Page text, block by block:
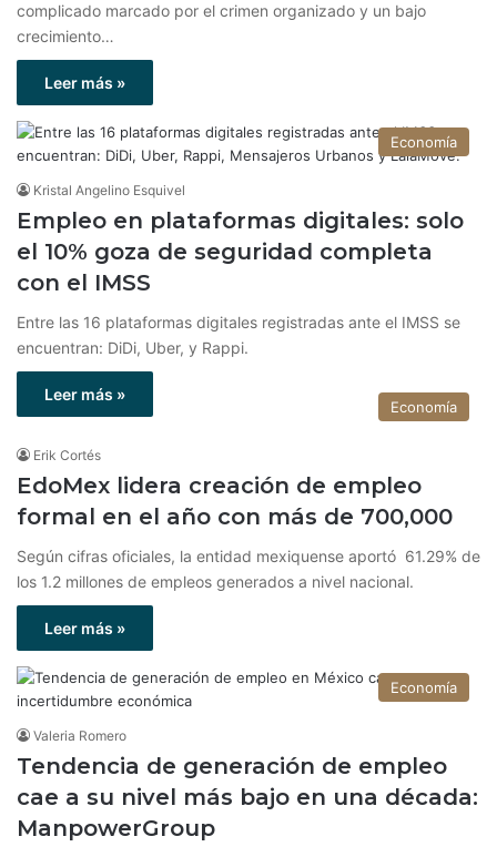
complicado marcado por el crimen organizado y un bajo
crecimiento…
Leer más »
Economía
Kristal Angelino Esquivel
Empleo en plataformas digitales: solo
el 10% goza de seguridad completa
con el IMSS
Entre las 16 plataformas digitales registradas ante el IMSS se
encuentran: DiDi, Uber, y Rappi.
Leer más »
Economía
Erik Cortés
EdoMex lidera creación de empleo
formal en el año con más de 700,000
Según cifras oficiales, la entidad mexiquense aportó 61.29% de
los 1.2 millones de empleos generados a nivel nacional.
Leer más »
Economía
Valeria Romero
Tendencia de generación de empleo
cae a su nivel más bajo en una década:
ManpowerGroup